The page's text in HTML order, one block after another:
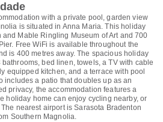
with a private pool, garden view
is situated in Anna Maria. This holiday
and Mable Ringling Museum of Art and 700
Free WiFi is available throughout the
is 400 metres away. The spacious holiday
bed linen, towels, a TV with cable
equipped kitchen, and a terrace with pool
includes a patio that doubles up as an
privacy, the accommodation features a
holiday home can enjoy cycling nearby, or
nearest airport is Sarasota Bradenton
Southern Magnolia.